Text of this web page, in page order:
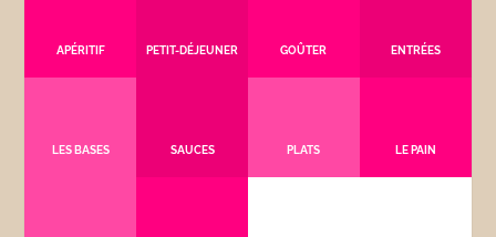
APÉRITIF PETIT-DÉJEUNER GOÛTER ENTRÉES
LES BASES SAUCES PLATS LE PAIN